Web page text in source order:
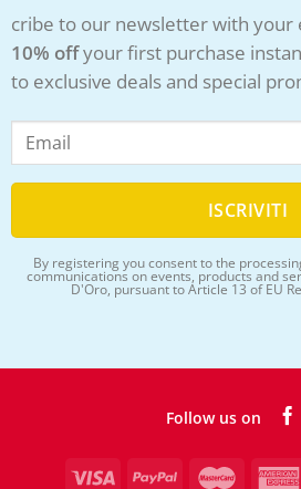
cribe to our newsletter with your
10% offyour first purchase
to exclusive deals and special
By registering you consent to the
communications on events, products and
D'Oro, pursuant to Article 13 of EU
Follow us on